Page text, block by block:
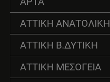
ΑΤΤΙΚΗ ΑΝΑΤΟΛΙΚΗ
ΑΤΤΙΚΗ Β.ΔΥΤΙΚΗ
ΑΤΤΙΚΗ ΜΕΣΟΓΕΙΑ